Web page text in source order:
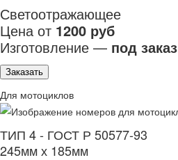
Светоотражающее
Цена от 1200 руб
Изготовление — под заказ
Заказать
Для мотоциклов
ТИП 4 - ГОСТ Р 50577-93
245мм х 185мм